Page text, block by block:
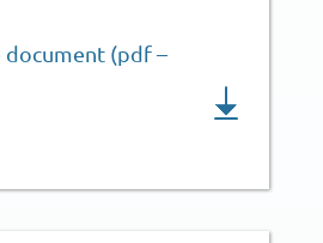
document (pdf –